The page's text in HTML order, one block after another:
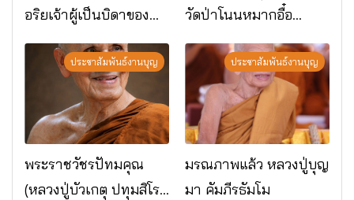
อริยเจ้าผู้เป็นบิดาของ
พระกรรมฐาน
วัดป่าโนนหมากอื๋อ
อ.เมือง จ.มหาสารคาม
ประชาสัมพันธ์งานบุญ
พระราชวัชรปัทมคุณ
(หลวงปู่บัวเกตุ ปทุมสิโร)
ประชาสัมพันธ์งานบุญ
มรณภาพแล้ว หลวงปู่บุญ
มา คัมภีรธัมโม